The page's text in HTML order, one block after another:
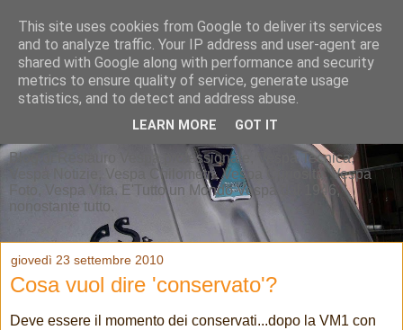
Blog di Restauro Vespa professionale, Vespa Tecnica,
Vespa Notizie, Vespa Chilometri, Vespa Curiosità, Vespa
Foto, Vespa Vita. E'Tutto un Mondo Vespa dal 1946,
nonostante tutto.
giovedì 23 settembre 2010
Cosa vuol dire 'conservato'?
Deve essere il momento dei conservati...dopo la VM1 con
This site uses cookies from Google to deliver its services
and to analyze traffic. Your IP address and user-agent are
shared with Google along with performance and security
metrics to ensure quality of service, generate usage
statistics, and to detect and address abuse.
LEARN MORE GOT IT